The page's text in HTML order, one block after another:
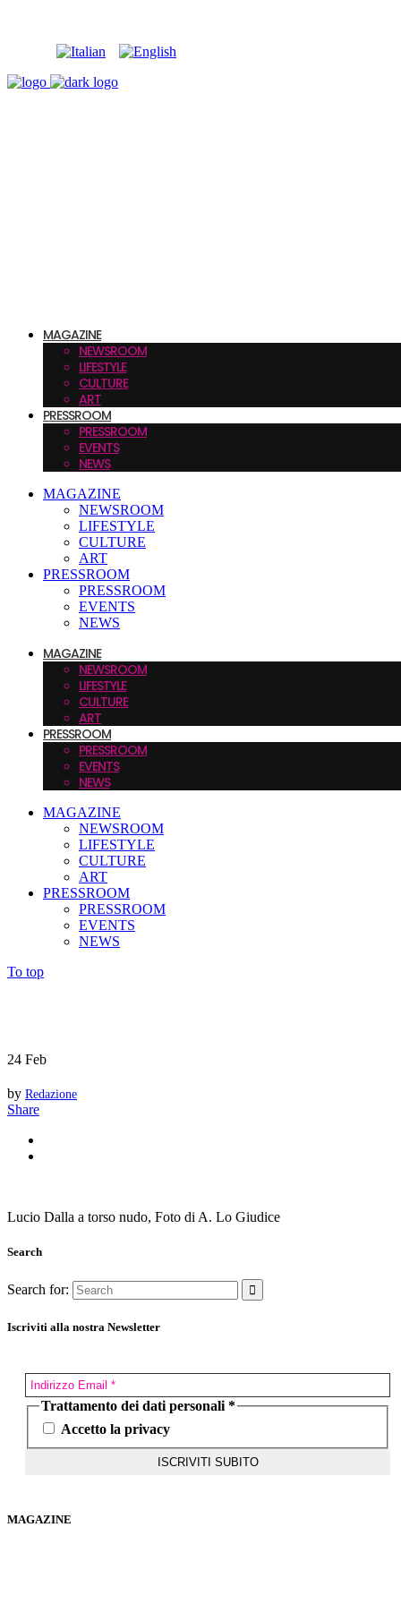
MAGAZINE
NEWSROOM
LIFESTYLE
CULTURE
ART
PRESSROOM
PRESSROOM
EVENTS
NEWS
MAGAZINE
NEWSROOM
LIFESTYLE
CULTURE
ART
PRESSROOM
PRESSROOM
EVENTS
NEWS
MAGAZINE
NEWSROOM
LIFESTYLE
CULTURE
ART
PRESSROOM
PRESSROOM
EVENTS
NEWS
MAGAZINE
NEWSROOM
LIFESTYLE
CULTURE
ART
PRESSROOM
PRESSROOM
EVENTS
NEWS
To top
24 Feb
by Redazione
Share
Lucio Dalla a torso nudo, Foto di A. Lo Giudice
Search
Search for:
Iscriviti alla nostra Newsletter
Trattamento dei dati personali *
Accetto la privacy
MAGAZINE